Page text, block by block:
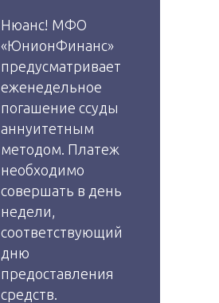
Нюанс! МФО
«ЮнионФинанс»
предусматривает
еженедельное
погашение ссуды
аннуитетным
методом. Платеж
необходимо
совершать в день
недели,
соответствующий
дню
предоставления
средств.